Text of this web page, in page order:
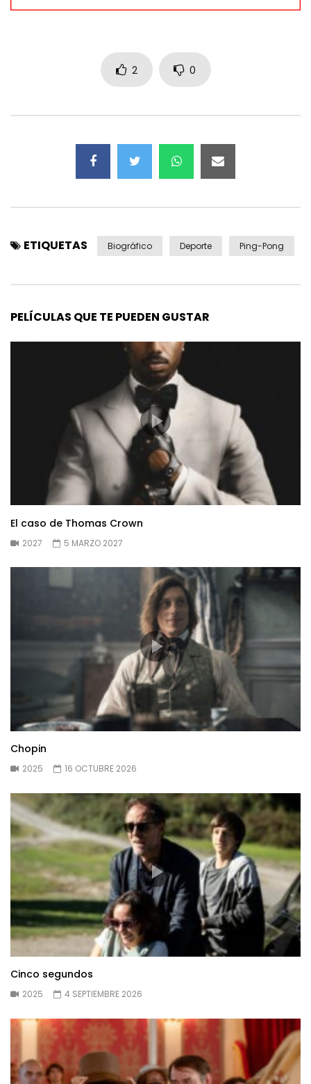
2 0
ETIQUETAS Biográfico Deporte Ping-Pong
PELÍCULAS QUE TE PUEDEN GUSTAR
El caso de Thomas Crown
2027 5 MARZO 2027
Chopin
2025 16 OCTUBRE 2026
Cinco segundos
2025 4 SEPTIEMBRE 2026